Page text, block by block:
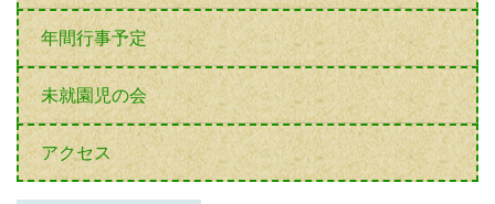
年間行事予定
未就園児の会
アクセス